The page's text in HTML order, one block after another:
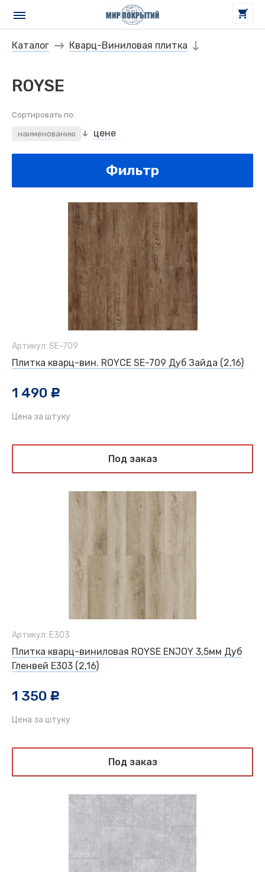
Каталог Кварц-Виниловая плитка
ROYSE
Сортировать по:
наименованию цене
Фильтр
Артикул: SE-709
Плитка кварц-вин. ROYCE SE-709 Дуб Зайда (2,16)
1 490 c
Цена за штуку
Под заказ
Артикул: Е303
Плитка кварц-виниловая ROYSE ENJOY 3,5мм Дуб
Гленвей Е303 (2,16)
1 350 c
Цена за штуку
Под заказ